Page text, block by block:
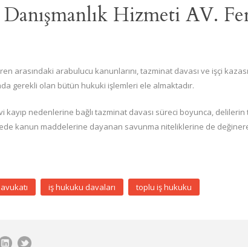
Hizmeti AV.
arasındaki arabulucu kanunlarını, tazminat davası ve işçi
gerekli olan bütün hukuki işlemleri ele almaktadır.
kayıp nedenlerine bağlı tazminat davası süreci boyunca, delilerin
kanun maddelerine dayanan savunma niteliklerine de
iş hukuku davaları toplu iş hukuku